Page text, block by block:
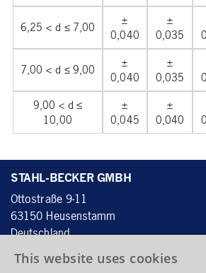
6,25 < d ≤ 7,00
±
0,040
±
0,035
7,00 < d ≤ 9,00
±
0,040
±
0,035
9,00 < d ≤
10,00
±
0,045
±
0,040
STAHL-BECKER GMBH
Ottostraße 9-11
63150 Heusenstamm
Deutschland
This website uses cookies